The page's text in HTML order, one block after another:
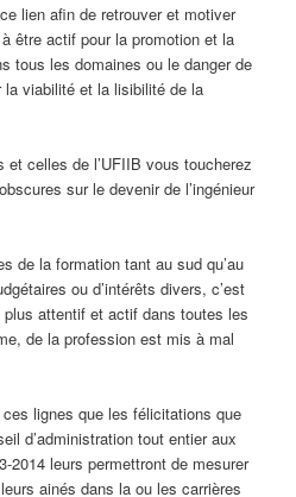
lien afin de retrouver et motiver
être actif pour la promotion et la
tous les domaines ou le danger de
viabilité et la lisibilité de la
celles de l’UFIIB vous toucherez
sur le devenir de l’ingénieur
de la formation tant au sud qu’au
ou d’intérêts divers, c’est
plus attentif et actif dans toutes les
de la profession est mis à mal
ces lignes que les félicitations que
d’administration tout entier aux
2014 leurs permettront de mesurer
ainés dans la ou les carrières